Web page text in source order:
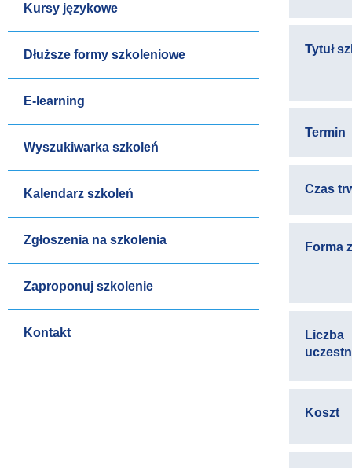
Kursy językowe
Dłuższe formy szkoleniowe
E-learning
Wyszukiwarka szkoleń
Kalendarz szkoleń
Zgłoszenia na szkolenia
Zaproponuj szkolenie
Kontakt
Tytuł
Termin
Czas
Forma
Liczba
Koszt